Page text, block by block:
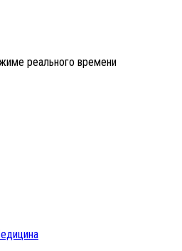
реального времени